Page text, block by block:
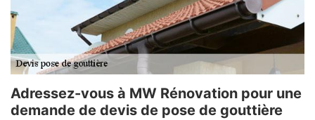
Adressez-vous à MW Rénovation pour une
demande de devis de pose de gouttière